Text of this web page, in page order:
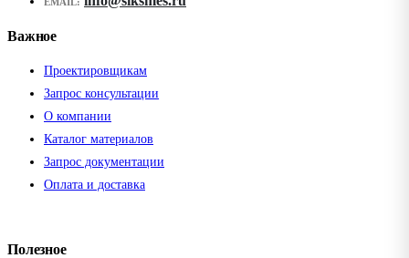
Важное
Проектировщикам
Запрос консультации
О компании
Каталог материалов
Запрос документации
Оплата и доставка
Полезное